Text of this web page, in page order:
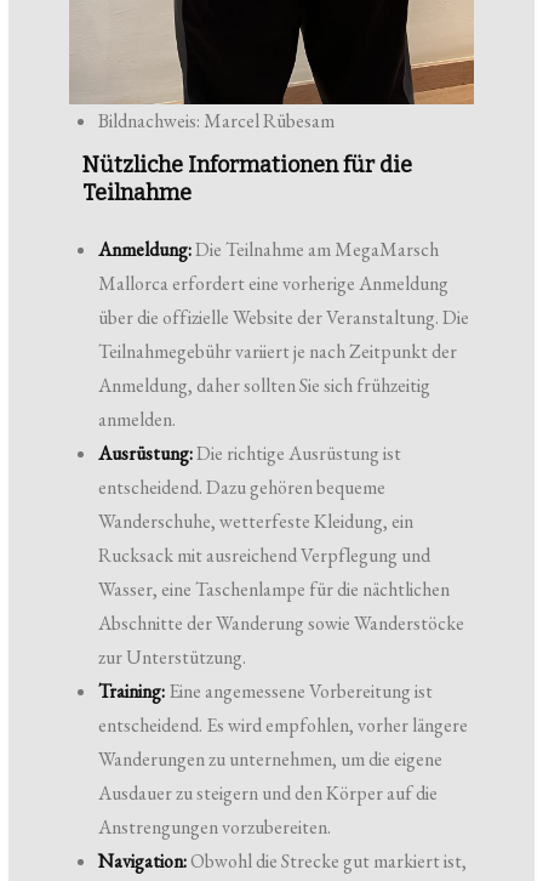
Bildnachweis: Marcel Rübesam
Nützliche Informationen für die
Teilnahme
Anmeldung:Die Teilnahme am MegaMarsch
Mallorca erfordert eine vorherige Anmeldung
über die offizielle Website der Veranstaltung. Die
Teilnahmegebühr variiert je nach Zeitpunkt der
Anmeldung, daher sollten Sie sich frühzeitig
anmelden.
Ausrüstung:Die richtige Ausrüstung ist
entscheidend. Dazu gehören bequeme
Wanderschuhe, wetterfeste Kleidung, ein
Rucksack mit ausreichend Verpflegung und
Wasser, eine Taschenlampe für die nächtlichen
Abschnitte der Wanderung sowie Wanderstöcke
zur Unterstützung.
Training:Eine angemessene Vorbereitung ist
entscheidend. Es wird empfohlen, vorher längere
Wanderungen zu unternehmen, um die eigene
Ausdauer zu steigern und den Körper auf die
Anstrengungen vorzubereiten.
Navigation:Obwohl die Strecke gut markiert ist,